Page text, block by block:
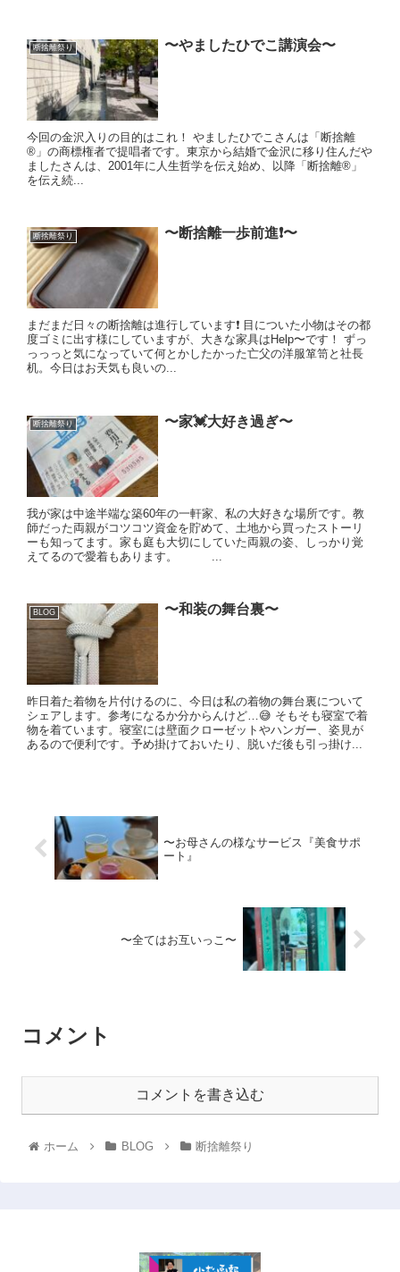
断捨離祭り 〜やましたひでこ講演会〜
今回の金沢入りの目的はこれ！ やましたひでこさんは「断捨離
®️」の商標権者で提唱者です。東京から結婚で金沢に移り住んだや
ましたさんは、2001年に人生哲学を伝え始め、以降「断捨離®️」
を伝え続...
断捨離祭り 〜断捨離一歩前進❗️〜
まだまだ日々の断捨離は進行しています❗️ 目についた小物はその都
度ゴミに出す様にしていますが、大きな家具はHelp〜です！ ずっ
っっっと気になっていて何とかしたかった亡父の洋服箪笥と社長
机。今日はお天気も良いの...
断捨離祭り 〜家💓大好き過ぎ〜
我が家は中途半端な築60年の一軒家、私の大好きな場所です。教
師だった両親がコツコツ資金を貯めて、土地から買ったストーリ
ーも知ってます。家も庭も大切にしていた両親の姿、しっかり覚
えてるので愛着もあります。 ...
BLOG 〜和装の舞台裏〜
昨日着た着物を片付けるのに、今日は私の着物の舞台裏について
シェアします。参考になるか分からんけど…😅 そもそも寝室で着
物を着ています。寝室には壁面クローゼットやハンガー、姿見が
あるので便利です。予め掛けておいたり、脱いだ後も引っ掛け...
〜お母さんの様なサービス『美食サポ
ート』
〜全てはお互いっこ〜
コメント
コメントを書き込む
ホーム BLOG 断捨離祭り